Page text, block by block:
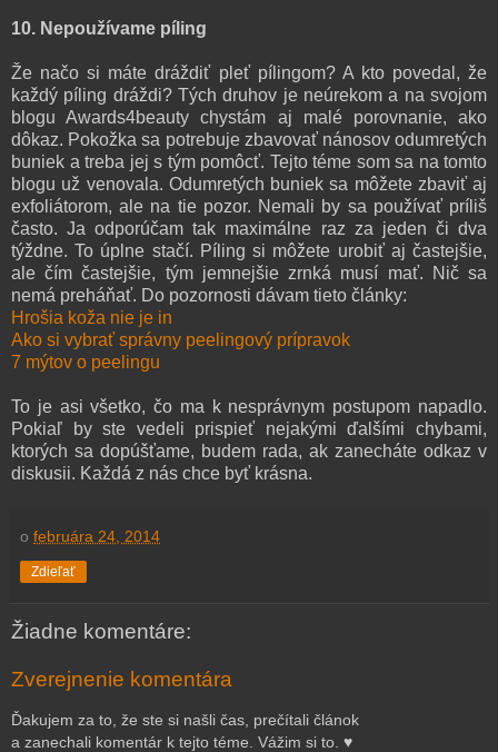
10. Nepoužívame píling
Že načo si máte dráždiť pleť pílingom? A kto povedal, že
každý píling dráždi? Tých druhov je neúrekom a na svojom
blogu Awards4beauty chystám aj malé porovnanie, ako
dôkaz. Pokožka sa potrebuje zbavovať nánosov odumretých
buniek a treba jej s tým pomôcť. Tejto téme som sa na tomto
blogu už venovala. Odumretých buniek sa môžete zbaviť aj
exfoliátorom, ale na tie pozor. Nemali by sa používať príliš
často. Ja odporúčam tak maximálne raz za jeden či dva
týždne. To úplne stačí. Píling si môžete urobiť aj častejšie,
ale čím častejšie, tým jemnejšie zrnká musí mať. Nič sa
nemá preháňať. Do pozornosti dávam tieto články:
Hrošia koža nie je in
Ako si vybrať správny peelingový prípravok
7 mýtov o peelingu
To je asi všetko, čo ma k nesprávnym postupom napadlo.
Pokiaľ by ste vedeli prispieť nejakými ďalšími chybami,
ktorých sa dopúšťame, budem rada, ak zanecháte odkaz v
diskusii. Každá z nás chce byť krásna.
o februára 24, 2014
Zdieľať
Žiadne komentáre:
Zverejnenie komentára
Ďakujem za to, že ste si našli čas, prečítali článok
a zanechali komentár k tejto téme. Vážim si to. ♥